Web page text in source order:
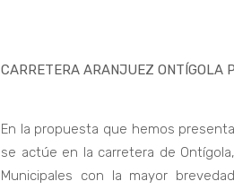
CARRETERA ARANJUEZ ONTÍGOLA
En la propuesta que hemos
se actúe en la carretera de
Municipales con la mayor